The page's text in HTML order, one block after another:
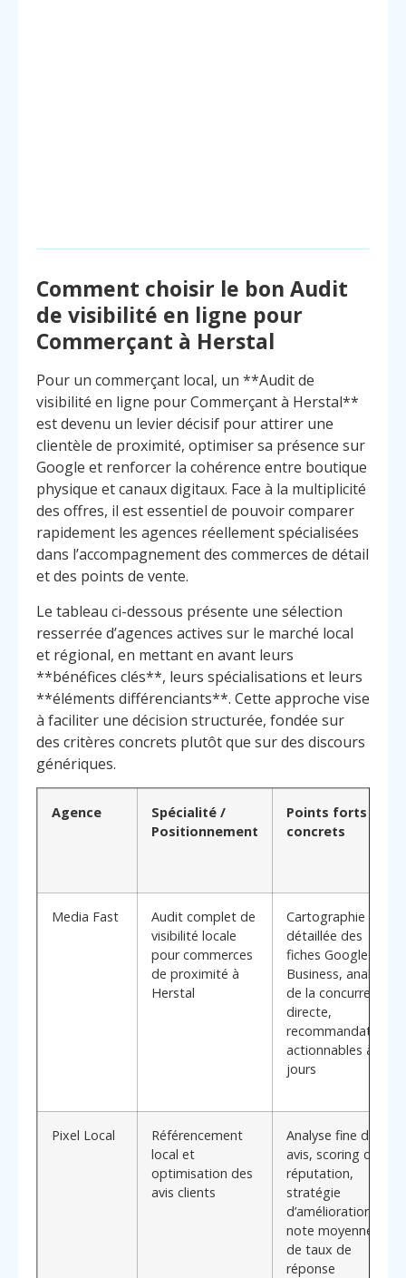
Comment choisir le bon Audit
de visibilité en ligne pour
Commerçant à Herstal
Pour un commerçant local, un **Audit de
visibilité en ligne pour Commerçant à Herstal**
est devenu un levier décisif pour attirer une
clientèle de proximité, optimiser sa présence sur
Google et renforcer la cohérence entre boutique
physique et canaux digitaux. Face à la multiplicité
des offres, il est essentiel de pouvoir comparer
rapidement les agences réellement spécialisées
dans l’accompagnement des commerces de détail
et des points de vente.
Le tableau ci-dessous présente une sélection
resserrée d’agences actives sur le marché local
et régional, en mettant en avant leurs
**bénéfices clés**, leurs spécialisations et leurs
**éléments différenciants**. Cette approche vise
à faciliter une décision structurée, fondée sur
des critères concrets plutôt que sur des discours
génériques.
Agence
Spécialité /
Positionnement
Points forts
concrets
Media Fast
Audit complet de
visibilité locale
pour commerces
de proximité à
Herstal
Cartographie
détaillée des
fiches Google
Business, analyse
de la concurrence
directe,
recommandations
actionnables à 90
jours
Pixel Local
Référencement
local et
optimisation des
avis clients
Analyse fine des
avis, scoring de
réputation,
stratégie
d’amélioration de
note moyenne et
de taux de
réponse